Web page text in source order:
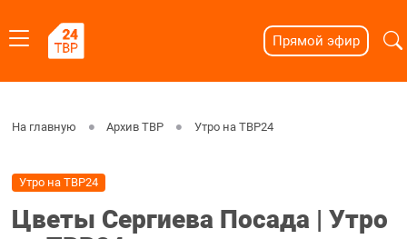
Прямой эфир
На главную Архив ТВР Утро на ТВР24
Утро на ТВР24
Цветы Сергиева Посада | Утро